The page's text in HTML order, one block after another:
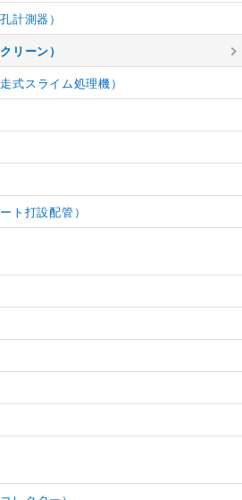
計測器）
リーン）
走式スライム処理機）
ト打設配管）